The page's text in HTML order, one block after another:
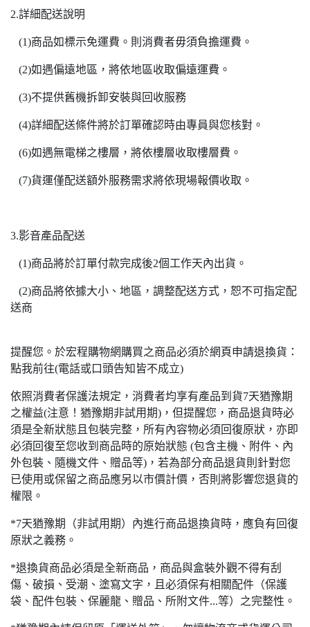
2.詳細配送說明
(1)商品如標示免運費。則消費者毋須負擔運費。
(2)如遇偏遠地區，將依地區收取偏遠運費。
(3)不提供舊機拆卸安裝與回收服務
(4)詳細配送條件將於訂單確認時由專員與您核對。
(6)如遇無電梯之樓層，將依樓層收取樓層費。
(7)貨運僅配送額外服務需求將依現場報價收取。
3.影音產品配送
(1)商品將於訂單付款完成後2個工作天內出貨。
(2)商品將依據大小、地區，調整配送方式，恕不可指定配
送商
提醒您。於宏程購物網購買之商品必須於網頁申請退換貨：
點我前往(電話或口頭告知皆不成立)
依照消費者保護法規定，消費者均享有產品到貨7天猶豫期
之權益(注意！猶豫期非試用期)，但提醒您，商品退貨時必
須是全新狀態且包裝完整，所有內容物必須回復原狀，亦即
必須回復至您收到商品時的原始狀態 (包含主機、附件、內
外包裝、隨機文件、贈品等)，若為部分商品退貨則針對您
已使用或保留之商品應另以市價計價，否則將影響您退貨的
權限。
*7天猶豫期（非試用期）內進行商品退換貨時，應負有回復
原狀之義務。
*退換貨商品必須是全新商品，商品與盒裝外觀不得有刮
傷、破損、受潮、塗寫文字，且必須保有相關配件（保護
袋、配件包裝、保麗龍、贈品、所附文件...等）之完整性。